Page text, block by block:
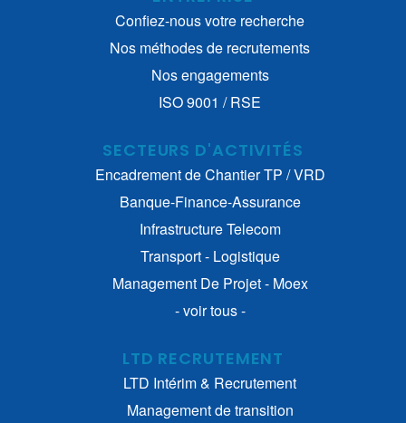
Confiez-nous votre recherche
Nos méthodes de recrutements
Nos engagements
ISO 9001 / RSE
SECTEURS D'ACTIVITÉS
Encadrement de Chantier TP / VRD
Banque-Finance-Assurance
Infrastructure Telecom
Transport - Logistique
Management De Projet - Moex
- voir tous -
LTD RECRUTEMENT
LTD Intérim & Recrutement
Management de transition